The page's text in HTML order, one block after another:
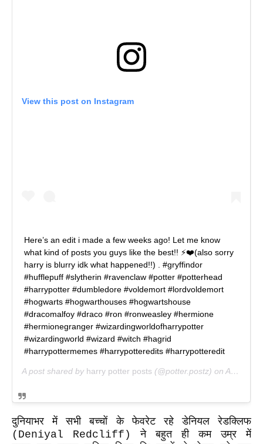
View this post on Instagram
Here’s an edit i made a few weeks ago! Let me know
what kind of posts you guys like the best!! ⚡️❤️(also sorry
harry is blurry idk what happened!!) . #gryffindor
#hufflepuff #slytherin #ravenclaw #potter #potterhead
#harrypotter #dumbledore #voldemort #lordvoldemort
#hogwarts #hogwarthouses #hogwartshouse
#dracomalfoy #draco #ron #ronweasley #hermione
#hermionegranger #wizardingworldofharrypotter
#wizardingworld #wizard #witch #hagrid
#harrypottermemes #harrypotteredits #harrypotteredit
A post shared by harry potter posts (@potter.postz) on Aug 26, 2019 at 9:44am PDT
दुनियाभर में सभी बच्चों के फेवरेट रहे डेनियल रेडक्लिफ
(Deniyal Redcliff) ने बहुत ही कम उम्र में